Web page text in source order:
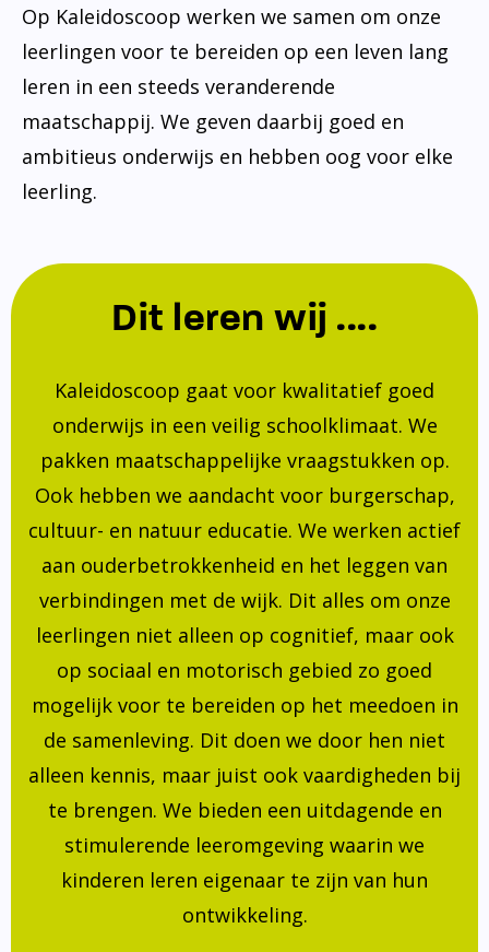
Op Kaleidoscoop werken we samen om onze
leerlingen voor te bereiden op een leven lang
leren in een steeds veranderende
maatschappij. We geven daarbij goed en
ambitieus onderwijs en hebben oog voor elke
leerling.
Dit leren wij ....
Kaleidoscoop gaat voor kwalitatief goed
onderwijs in een veilig schoolklimaat. We
pakken maatschappelijke vraagstukken op.
Ook hebben we aandacht voor burgerschap,
cultuur- en natuur educatie. We werken actief
aan ouderbetrokkenheid en het leggen van
verbindingen met de wijk. Dit alles om onze
leerlingen niet alleen op cognitief, maar ook
op sociaal en motorisch gebied zo goed
mogelijk voor te bereiden op het meedoen in
de samenleving. Dit doen we door hen niet
alleen kennis, maar juist ook vaardigheden bij
te brengen. We bieden een uitdagende en
stimulerende leeromgeving waarin we
kinderen leren eigenaar te zijn van hun
ontwikkeling.